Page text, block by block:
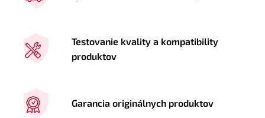
Testovanie kvality a kompatibility
produktov
Garancia originálnych produktov